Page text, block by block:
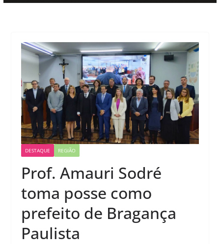
DESTAQUE REGIÃO
Prof. Amauri Sodré
toma posse como
prefeito de Bragança
Paulista